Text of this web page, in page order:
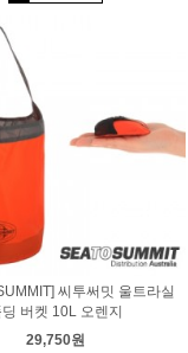
씨투써밋 울트라실
딩 버켓 10L 오렌지
29,750원